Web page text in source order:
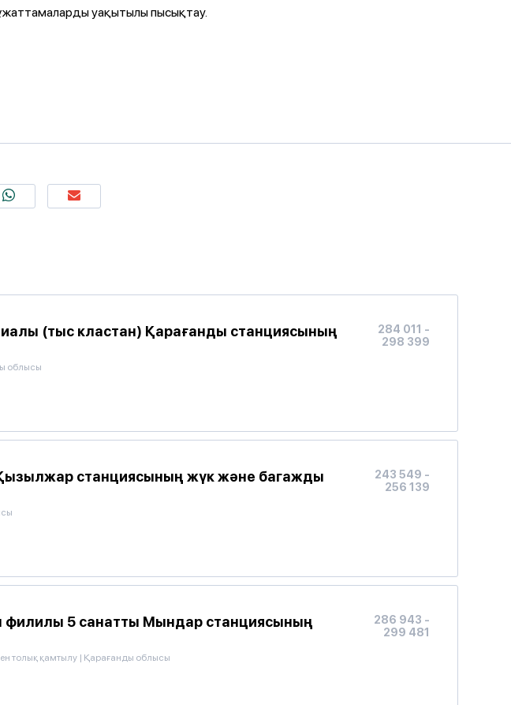
уақытылы пысықтау.
(тыс кластан) Қарағанды станциясының
облысы
284 011 -
298 399
станциясының жүк және багажды
243 549 -
256 139
филилы 5 санатты Мындар станциясының
толық қамтылу | Қарағанды облысы
286 943 -
299 481